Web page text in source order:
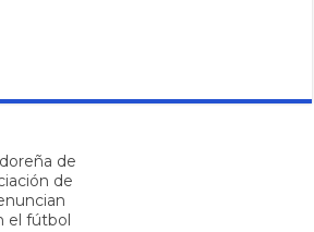
de
de
el fútbol